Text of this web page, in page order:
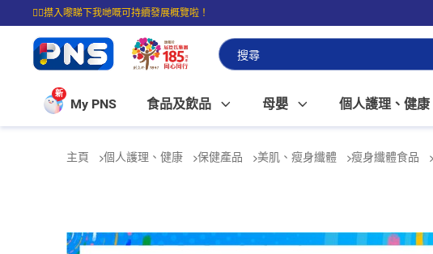
☝🏼㩒入嚟睇下我哋嘅可持續發展概覽啦！
⭐購物滿$399即享免費送貨；滿$100即可免費店取。
新
My PNS 食品及飲品 母嬰 個人護理、健康
主頁 個人護理、健康 保健產品 美肌、瘦身纖體 瘦身纖體食品